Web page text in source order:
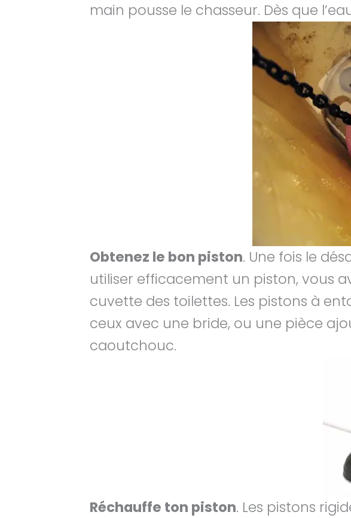
main pousse le chasseur. Dès que
Obtenez le bon piston. Une fois le
utiliser efficacement un piston, vous
cuvette des toilettes. Les pistons à
ceux avec une bride, ou une pièce
caoutchouc.
Réchauffe ton piston. Les pistons